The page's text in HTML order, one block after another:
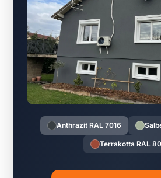
Anthrazit RAL 7016
Terrakotta RAL